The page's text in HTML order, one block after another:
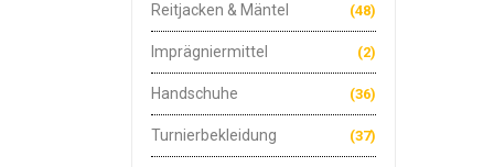
(48)
Reitjacken & Mäntel
(2)
Imprägniermittel
(36)
Handschuhe
(37)
Turnierbekleidung